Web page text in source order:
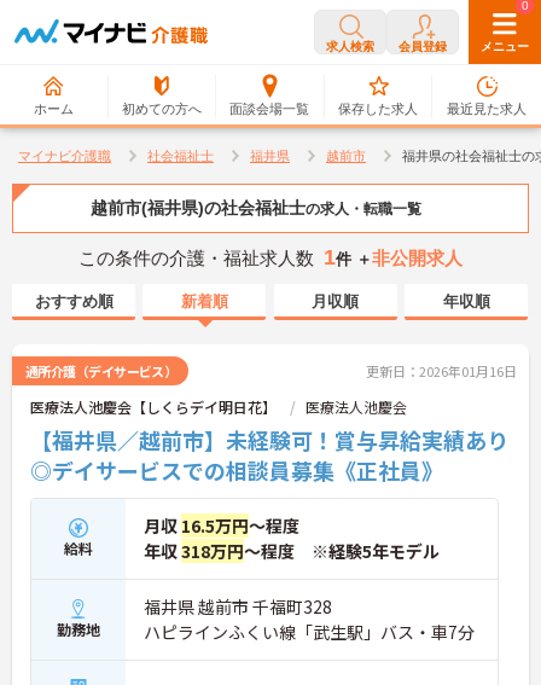
求人検索 会員登録 メニュー
ホーム 初めての方へ 面談会場一覧
0
保存した求人
0
最近見た求人
マイナビ介護職 社会福祉士 福井県 越前市 福井県の社会福祉士の
越前市(福井県)の社会福祉士の求人・転職一覧
この条件の介護・福祉求人数 1件 ＋非公開求人
おすすめ順 新着順 月収順 年収順
通所介護（デイサービス） 更新日：2026年01月16日
医療法人池慶会【しくらデイ明日花】 医療法人池慶会
【福井県／越前市】未経験可！賞与昇給実績あり
◎デイサービスでの相談員募集《正社員》
給料
月収 16.5万円～程度
年収318万円～程度 ※経験5年モデル
勤務地
福井県 越前市 千福町328
ハピラインふくい線「武生駅」バス・車7分